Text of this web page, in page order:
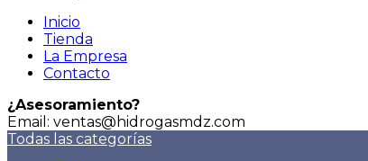
Inicio
Tienda
La Empresa
Contacto
¿Asesoramiento?
Email: ventas@hidrogasmdz.com
Todas las categorías